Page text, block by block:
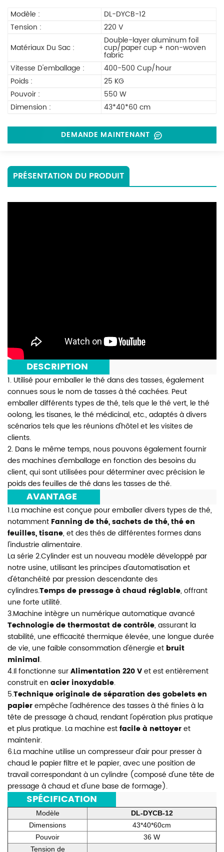
Modèle :
DL-DYCB-12
Tension :
220 V
Matériaux Du Sac :
Double-layer aluminum foil
cup/paper cup + non-woven
fabric
Vitesse D'emballage :
400-500 Cup/hour
Poids :
25 KG
Pouvoir :
550 W
Dimension :
43*40*60 cm
DEMANDE MAINTENANT
PRÉSENTATION DU PRODUIT
DESCRIPTION
1. Utilisé pour emballer le thé dans des tasses, également
connues sous le nom de tasses à thé cachées. Peut
emballer différents types de thé, tels que le thé vert, le thé
oolong, les tisanes, le thé médicinal, etc., adaptés à divers
scénarios tels que les réunions d'hôtel et les visites de
clients.
2. Dans le même temps, nous pouvons également fournir
des machines d'emballage en fonction des besoins du
client, qui sont utilisées pour déterminer avec précision le
poids des feuilles de thé dans les tasses de thé.
AVANTAGE
1.La machine est conçue pour emballer divers types de thé,
notamment Fanning de thé, sachets de thé, thé en
feuilles, tisane, et des thés de différentes formes dans
l'industrie alimentaire.
La série 2.Cylinder est un nouveau modèle développé par
notre usine, utilisant les principes d'automatisation et
d'étanchéité par pression descendante des
cylindres.Temps de pressage à chaud réglable, offrant
une forte utilité.
3.Machine intègre un numérique automatique avancé
Technologie de thermostat de contrôle, assurant la
stabilité, une efficacité thermique élevée, une longue durée
de vie, une faible consommation d'énergie et bruit
minimal.
4.Il fonctionne surAlimentation 220 Vet est entièrement
construit en acier inoxydable.
5.Technique originale de séparation des gobelets en
papierempêche l'adhérence des tasses à thé finies à la
tête de pressage à chaud, rendant l'opération plus pratique
et plus pratique. La machine estfacile à nettoyeret
maintenir.
6.La machine utilise un compresseur d'air pour presser à
chaud le papier filtre et le papier, avec une position de
travail correspondant à un cylindre (composé d'une tête de
pressage à chaud et d'une base de formage).
SPÉCIFICATION
Modèle
DL-DYCB-12
Dimensions
43*40*60cm
Pouvoir
36 W
Tension de